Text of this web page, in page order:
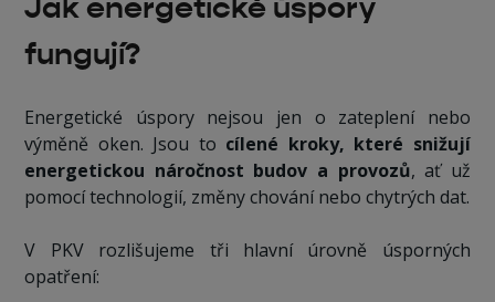
fungují?
Energetické úspory nejsou jen o zateplení nebo
výměně oken. Jsou to cílené kroky, které snižují
energetickou náročnost budov a provozů, ať už
pomocí technologií, změny chování nebo chytrých dat.
V PKV rozlišujeme tři hlavní úrovně úsporných
opatření: